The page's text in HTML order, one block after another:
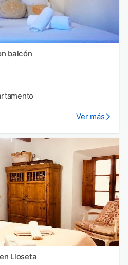
balcón
Ver más
Lloseta